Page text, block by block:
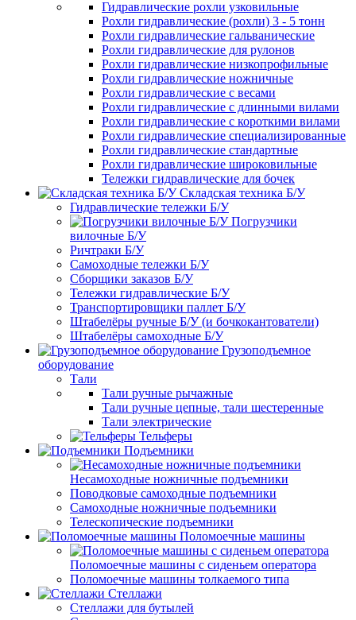
Гидравлические рохли узковильные
Рохли гидравлические (рохли) 3 - 5 тонн
Рохли гидравлические гальванические
Рохли гидравлические для рулонов
Рохли гидравлические низкопрофильные
Рохли гидравлические ножничные
Рохли гидравлические с весами
Рохли гидравлические с длинными вилами
Рохли гидравлические с короткими вилами
Рохли гидравлические специализированные
Рохли гидравлические стандартные
Рохли гидравлические широковильные
Тележки гидравлические для бочек
Складская техника Б/У
Гидравлические тележки Б/У
Погрузчики
вилочные Б/У
Ричтраки Б/У
Самоходные тележки Б/У
Сборщики заказов Б/У
Тележки гидравлические Б/У
Транспортировщики паллет Б/У
Штабелёры ручные Б/У (и бочкокантователи)
Штабелёры самоходные Б/У
Грузоподъемное
оборудование
Тали
Тали ручные рычажные
Тали ручные цепные, тали шестеренные
Тали электрические
Тельферы
Подъемники
Несамоходные ножничные подъемники
Поводковые самоходные подъемники
Самоходные ножничные подъемники
Телескопические подъемники
Поломоечные машины
Поломоечные машины с сиденьем оператора
Поломоечные машины толкаемого типа
Стеллажи
Стеллажи для бутылей